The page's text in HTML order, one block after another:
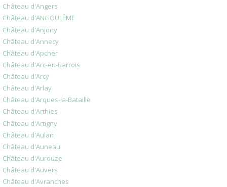
Château d'Angers
Château d'ANGOULÊME
Château d'Anjony
Château d'Annecy
Château d'Apcher
Château d'Arc-en-Barrois
Château d'Arcy
Château d'Arlay
Château d'Arques-la-Bataille
Château d'Arthies
Château d'Artigny
Château d'Aulan
Château d'Auneau
Château d'Aurouze
Château d'Auvers
Château d'Avranches